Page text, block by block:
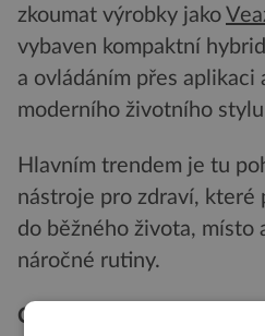
zkoumat výrobky jako
vybaven kompaktní
a ovládáním přes aplikaci
moderního životního
Hlavním trendem je tu
nástroje pro zdraví, které
do běžného života, místo
náročné rutiny.
Chytré domácnosti